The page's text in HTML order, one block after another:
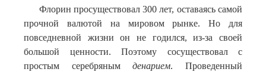
Флорин просуществовал 300 лет, оставаясь самой
прочной валютой на мировом рынке. Но для
повседневной жизни он не годился, из-за своей
большой ценности. Поэтому сосуществовал с
простым серебрянымденарием. Проведенный